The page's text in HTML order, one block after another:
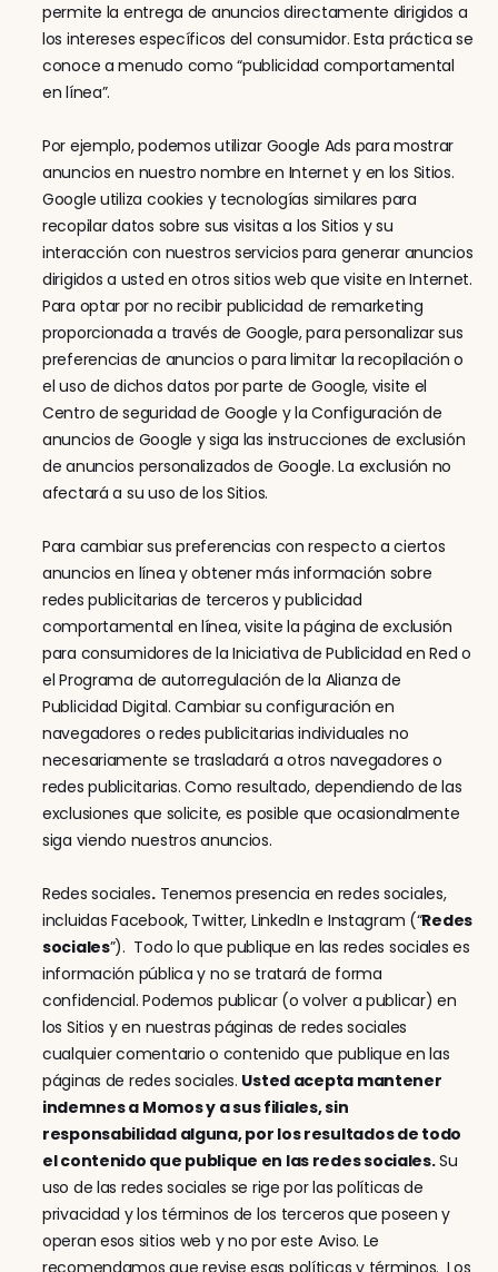
permite la entrega de anuncios directamente dirigidos a
los intereses específicos del consumidor. Esta práctica se
conoce a menudo como “publicidad comportamental
en línea”.
Por ejemplo, podemos utilizar Google Ads para mostrar
anuncios en nuestro nombre en Internet y en los Sitios.
Google utiliza cookies y tecnologías similares para
recopilar datos sobre sus visitas a los Sitios y su
interacción con nuestros servicios para generar anuncios
dirigidos a usted en otros sitios web que visite en Internet.
Para optar por no recibir publicidad de remarketing
proporcionada a través de Google, para personalizar sus
preferencias de anuncios o para limitar la recopilación o
el uso de dichos datos por parte de Google, visite el
Centro de seguridad de Google y la Configuración de
anuncios de Google y siga las instrucciones de exclusión
de anuncios personalizados de Google. La exclusión no
afectará a su uso de los Sitios.
Para cambiar sus preferencias con respecto a ciertos
anuncios en línea y obtener más información sobre
redes publicitarias de terceros y publicidad
comportamental en línea, visite la página de exclusión
para consumidores de la Iniciativa de Publicidad en Red o
el Programa de autorregulación de la Alianza de
Publicidad Digital. Cambiar su configuración en
navegadores o redes publicitarias individuales no
necesariamente se trasladará a otros navegadores o
redes publicitarias. Como resultado, dependiendo de las
exclusiones que solicite, es posible que ocasionalmente
siga viendo nuestros anuncios.
Redes sociales. Tenemos presencia en redes sociales,
incluidas Facebook, Twitter, LinkedIn e Instagram (“Redes
sociales”).  Todo lo que publique en las redes sociales es
información pública y no se tratará de forma
confidencial. Podemos publicar (o volver a publicar) en
los Sitios y en nuestras páginas de redes sociales
cualquier comentario o contenido que publique en las
páginas de redes sociales. Usted acepta mantener
indemnes a Momos y a sus filiales, sin
responsabilidad alguna, por los resultados de todo
el contenido que publique en las redes sociales. Su
uso de las redes sociales se rige por las políticas de
privacidad y los términos de los terceros que poseen y
operan esos sitios web y no por este Aviso. Le
recomendamos que revise esas políticas y términos.  Los